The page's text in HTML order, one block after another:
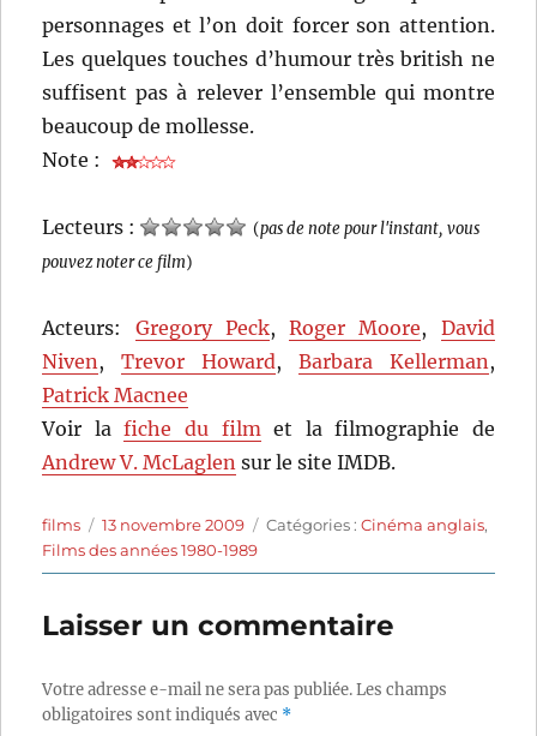
personnages et l’on doit forcer son attention.
Les quelques touches d’humour très british ne
suffisent pas à relever l’ensemble qui montre
beaucoup de mollesse.
Note :
Lecteurs : (pas de note pour l'instant, vous
pouvez noter ce film)
Acteurs: Gregory Peck,Roger Moore, David
Niven,Trevor Howard, Barbara Kellerman,
Patrick Macnee
Voir lafiche du filmet la filmographie de
Andrew V. McLaglen sur le site IMDB.
Auteur
films
Publié
le
13 novembre 2009 Catégories
Catégories :Cinéma anglais,
Films des années 1980-1989
Laisser un commentaire
Votre adresse e-mail ne sera pas publiée.Les champs
obligatoires sont indiqués avec *